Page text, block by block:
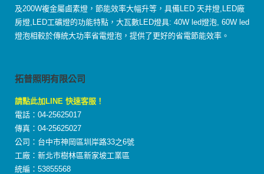
及200W複金屬鹵素燈，節能效率大幅升等，具備LED 天井燈,LED廠
房燈,LED工礦燈的功能特點，大瓦數LED燈具: 40W led燈泡, 60W led
燈泡相較於傳統大功率省電燈泡，提供了更好的省電節能效率。
拓普照明有限公司
請點此加LINE 快速客服！
電話：04-25625017
傳真：04-25625027
公司：台中市神岡區圳岸路33之6號
工廠：新北市樹林區新家坡工業區
統編：53855568